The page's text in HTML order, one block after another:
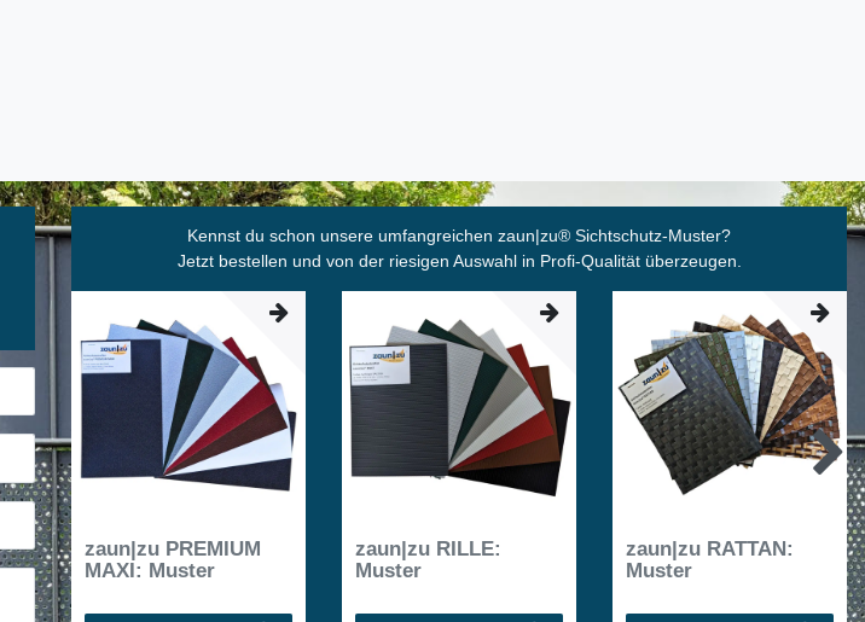
Kennst du schon unsere umfangreichen zaun|zu® Sichtschutz-Muster?
Jetzt bestellen und von der riesigen Auswahl in Profi-Qualität überzeugen.
zaun|zu PREMIUM
MAXI: Muster
zaun|zu RILLE:
Muster
zaun|zu RATTAN:
Muster